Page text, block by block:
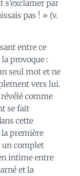
par
pas ! » (v.
entre ce
provoque :
seul mot et ne
vers lui.
comme
se fait
cette
première
un complet
intime entre
et la